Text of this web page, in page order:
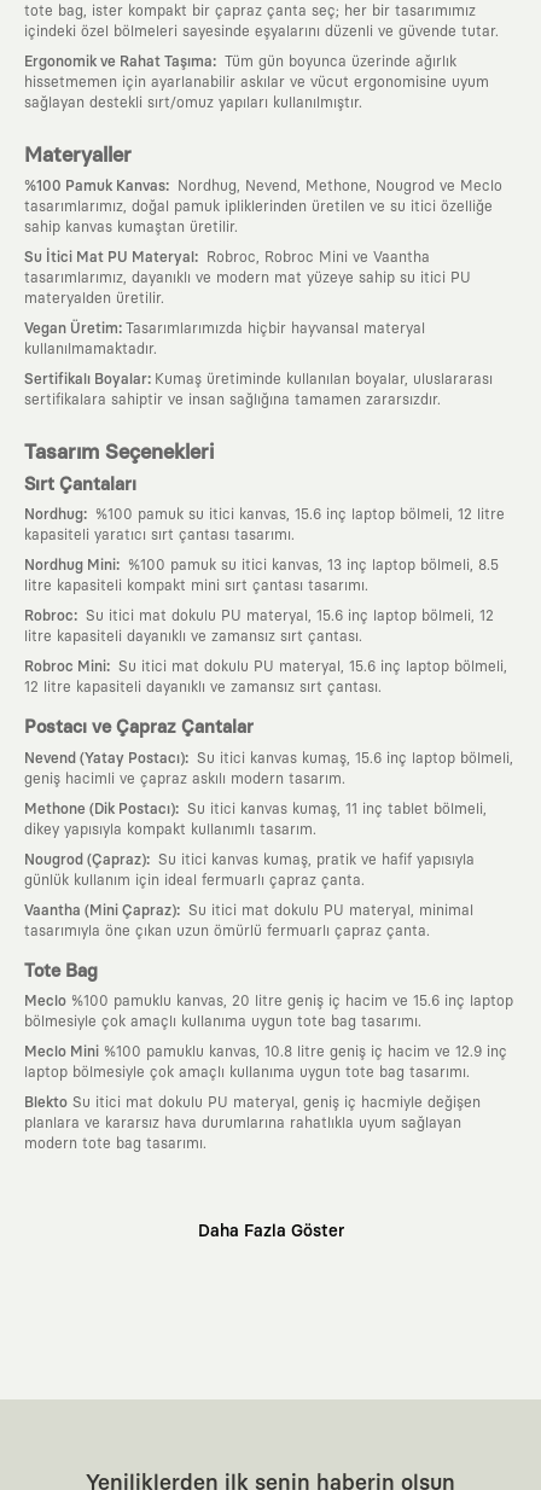
tote bag, ister kompakt bir çapraz çanta seç; her bir tasarımımız
içindeki özel bölmeleri sayesinde eşyalarını düzenli ve güvende tutar.
Ergonomik ve Rahat Taşıma: Tüm gün boyunca üzerinde ağırlık
hissetmemen için ayarlanabilir askılar ve vücut ergonomisine uyum
sağlayan destekli sırt/omuz yapıları kullanılmıştır.
Materyaller
%100 Pamuk Kanvas:
Nordhug, Nevend, Methone, Nougrod ve Meclo
tasarımlarımız, doğal pamuk ipliklerinden üretilen ve su itici özelliğe
sahip kanvas kumaştan üretilir.
Su İtici Mat PU Materyal :
Robroc, Robroc Mini ve Vaantha
tasarımlarımız, dayanıklı ve modern mat yüzeye sahip su itici PU
materyalden üretilir.
Vegan Üretim: Tasarımlarımızda hiçbir hayvansal materyal
kullanılmamaktadır.
Sertifikalı Boyalar: Kumaş üretiminde kullanılan boyalar, uluslararası
sertifikalara sahiptir ve insan sağlığına tamamen zararsızdır.
Tasarım Seçenekleri
Sırt Çantaları
Nordhug:
%100 pamuk su itici kanvas, 15.6 inç laptop bölmeli, 12 litre
kapasiteli yaratıcı sırt çantası tasarımı.
Nordhug Mini:
%100 pamuk su itici kanvas, 13 inç laptop bölmeli, 8.5
litre kapasiteli kompakt mini sırt çantası tasarımı.
Robroc: Su itici mat dokulu PU materyal, 15.6 inç laptop bölmeli, 12
litre kapasiteli dayanıklı ve zamansız sırt çantası.
Robroc Mini: Su itici mat dokulu PU materyal, 15.6 inç laptop bölmeli,
12 litre kapasiteli dayanıklı ve zamansız sırt çantası.
Postacı ve Çapraz Çantalar
Nevend (Yatay Postacı): Su itici kanvas kumaş, 15.6 inç laptop bölmeli,
geniş hacimli ve çapraz askılı modern tasarım.
Methone (Dik Postacı): Su itici kanvas kumaş, 11 inç tablet bölmeli,
dikey yapısıyla kompakt kullanımlı tasarım.
Nougrod (Çapraz): Su itici kanvas kumaş, pratik ve hafif yapısıyla
günlük kullanım için ideal fermuarlı çapraz çanta.
Vaantha (Mini Çapraz): Su itici mat dokulu PU materyal, minimal
tasarımıyla öne çıkan uzun ömürlü fermuarlı çapraz çanta.
Tote Bag
Meclo %100 pamuklu kanvas, 20 litre geniş iç hacim ve 15.6 inç laptop
bölmesiyle çok amaçlı kullanıma uygun tote bag tasarımı.
Meclo Mini %100 pamuklu kanvas, 10.8 litre geniş iç hacim ve 12.9 inç
laptop bölmesiyle çok amaçlı kullanıma uygun tote bag tasarımı.
Blekto Su itici mat dokulu PU materyal, geniş iç hacmiyle değişen
planlara ve kararsız hava durumlarına rahatlıkla uyum sağlayan
modern tote bag tasarımı.
dolabının en değerli parçası olarak kalacak, hikayesini ve estetik
Yaratıcı Bir Topluluk
KAFT, keşfetmeyi sevenlerin, sanata tutkuyla bağlı
Daha Fazla Göster
Yeniliklerden ilk senin haberin olsun